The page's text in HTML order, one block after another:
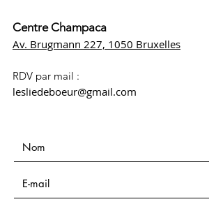
Centre Champaca
Av. Brugmann 227, 1050 Bruxelles
RDV par mail :
lesliedeboeur@gmail.com